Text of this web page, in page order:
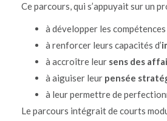
Ce parcours, qui s’appuyait sur un
à développer les compétences
à renforcer leurs capacités d’
à accroître leur sens des
à aiguiser leur pensée
à leur permettre de
Le parcours intégrait de courts